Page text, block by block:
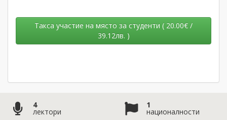
Такса участие на място за студенти ( 20.00€ /
39.12лв. )
4
лектори
1
националности